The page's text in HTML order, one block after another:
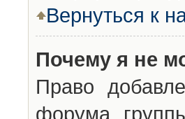
Вернуться к
Почему я не
Право
форума,